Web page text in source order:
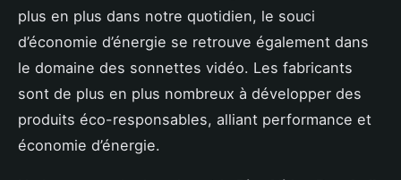
plus en plus dans notre quotidien, le souci
d’économie d’énergie se retrouve également dans
le domaine des sonnettes vidéo. Les fabricants
sont de plus en plus nombreux à développer des
produits éco-responsables, alliant performance et
économie d’énergie.